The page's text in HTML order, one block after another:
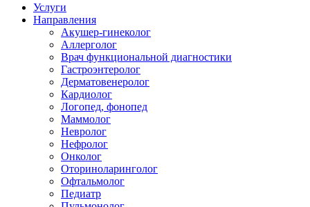
Услуги
Направления
Акушер-гинеколог
Аллерголог
Врач функциональной диагностики
Гастроэнтеролог
Дерматовенеролог
Кардиолог
Логопед, фонопед
Маммолог
Невролог
Нефролог
Онколог
Оториноларинголог
Офтальмолог
Педиатр